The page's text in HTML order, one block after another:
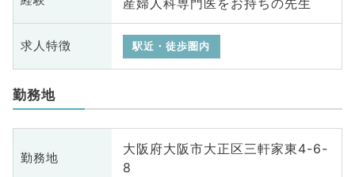
求人特徴 駅近・徒歩圏内
勤務地
勤務地
大阪府大阪市大正区三軒家東4-6-
8